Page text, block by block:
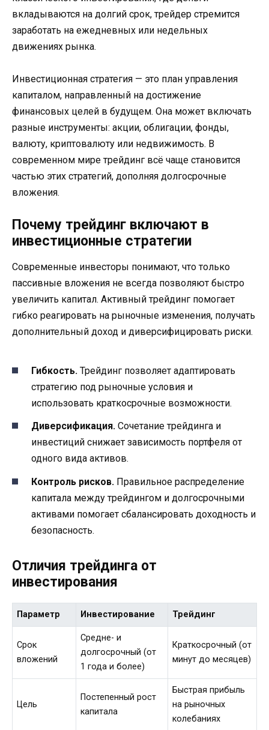
вкладываются на долгий срок, трейдер стремится
заработать на ежедневных или недельных
движениях рынка.
Инвестиционная стратегия — это план управления
капиталом, направленный на достижение
финансовых целей в будущем. Она может включать
разные инструменты: акции, облигации, фонды,
валюту, криптовалюту или недвижимость. В
современном мире трейдинг всё чаще становится
частью этих стратегий, дополняя долгосрочные
вложения.
Почему трейдинг включают в
инвестиционные стратегии
Современные инвесторы понимают, что только
пассивные вложения не всегда позволяют быстро
увеличить капитал. Активный трейдинг помогает
гибко реагировать на рыночные изменения, получать
дополнительный доход и диверсифицировать риски.
Гибкость. Трейдинг позволяет адаптировать
стратегию под рыночные условия и
использовать краткосрочные возможности.
Диверсификация. Сочетание трейдинга и
инвестиций снижает зависимость портфеля от
одного вида активов.
Контроль рисков. Правильное распределение
капитала между трейдингом и долгосрочными
активами помогает сбалансировать доходность и
безопасность.
Отличия трейдинга от
инвестирования
Параметр Инвестирование Трейдинг
Срок
вложений
Средне- и
долгосрочный (от
1 года и более)
Краткосрочный (от
минут до месяцев)
Цель
Постепенный рост
капитала
Быстрая прибыль
на рыночных
колебаниях